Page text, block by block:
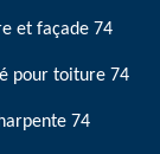
et façade 74
pour toiture 74
74